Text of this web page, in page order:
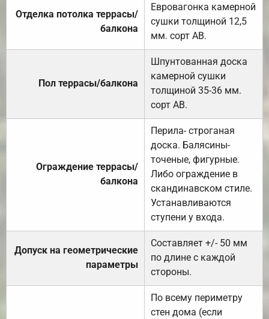
Отделка потолка террасы/
балкона
Евровагонка камерной
сушки толщиной 12,5
мм. сорт АВ.
Пол террасы/балкона
Шпунтованная доска
камерной сушки
толщиной 35-36 мм.
сорт АВ.
Ограждение террасы/
балкона
Перила- строганая
доска. Балясины-
точеные, фигурные.
Либо ограждение в
скандинавском стиле.
Устанавливаются
ступени у входа.
Допуск на геометрические
параметры
Составляет +/- 50 мм
по длине с каждой
стороны.
По всему периметру
стен дома (если